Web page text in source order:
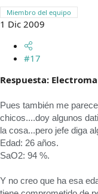
Miembro del equipo
1 Dic 2009
#17
Respuesta:
Pues también me
chicos....doy algunos
la cosa...pero jefe diga
Edad: 26 años.
SaO2: 94 %.
Y no creo que ha esa